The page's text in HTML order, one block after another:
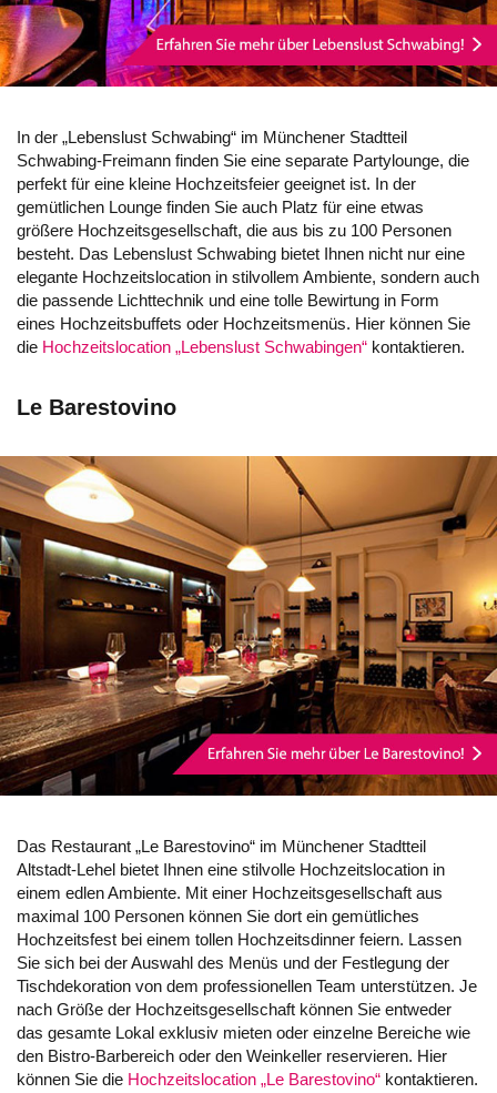
In der „Lebenslust Schwabing“ im Münchener Stadtteil
Schwabing-Freimann finden Sie eine separate Partylounge, die
perfekt für eine kleine Hochzeitsfeier geeignet ist. In der
gemütlichen Lounge finden Sie auch Platz für eine etwas
größere Hochzeitsgesellschaft, die aus bis zu 100 Personen
besteht. Das Lebenslust Schwabing bietet Ihnen nicht nur eine
elegante Hochzeitslocation in stilvollem Ambiente, sondern auch
die passende Lichttechnik und eine tolle Bewirtung in Form
eines Hochzeitsbuffets oder Hochzeitsmenüs. Hier können Sie
die Hochzeitslocation „Lebenslust Schwabingen“ kontaktieren.
Le Barestovino
Das Restaurant „Le Barestovino“ im Münchener Stadtteil
Altstadt-Lehel bietet Ihnen eine stilvolle Hochzeitslocation in
einem edlen Ambiente. Mit einer Hochzeitsgesellschaft aus
maximal 100 Personen können Sie dort ein gemütliches
Hochzeitsfest bei einem tollen Hochzeitsdinner feiern. Lassen
Sie sich bei der Auswahl des Menüs und der Festlegung der
Tischdekoration von dem professionellen Team unterstützen. Je
nach Größe der Hochzeitsgesellschaft können Sie entweder
das gesamte Lokal exklusiv mieten oder einzelne Bereiche wie
den Bistro-Barbereich oder den Weinkeller reservieren. Hier
können Sie die Hochzeitslocation „Le Barestovino“ kontaktieren.